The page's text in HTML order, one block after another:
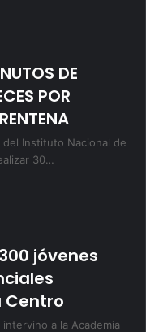
DE
POR
Instituto Nacional de
30…
jóvenes
Centro
a la Academia